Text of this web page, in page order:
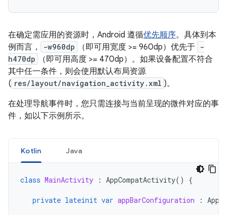
在确定需应用的资源时，Android 遵循优先顺序。具体到本
例而言，
-w960dp （即可用宽度 >= 960dp）优先于 -
h470dp
（即可用高度 >= 470dp）。如果设备配置不符合
其中任一条件，则会使用默认布局资源
( res/layout/navigation_activity.xml )。
在处理导航事件时，您只需连接与当前呈现的微件对应的事
件，如以下示例所示。
Kotlin Java
class MainActivity : AppCompatActivity() {
private lateinit var appBarConfiguration :